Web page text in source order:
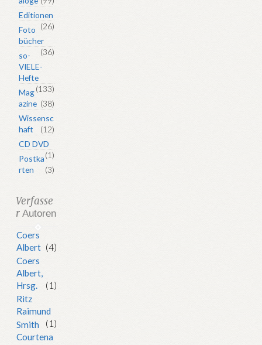
Editionen
(26)
Foto
bücher
(36)
so-
VIELE-
Hefte
(133)
Mag
azine (38)
Wissensc
haft
(12)
CD DVD
(1)
Postka
rten
(3)
Verfasse
r Autoren
Coers
Albert (4)
Coers
Albert,
Hrsg.
(1)
Ritz
Raimund
(1)
Smith
Courtena